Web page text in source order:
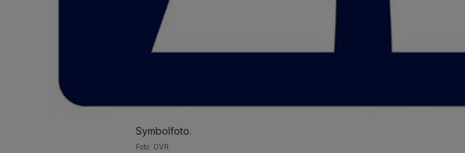
Symbolfoto.
Foto: DVR